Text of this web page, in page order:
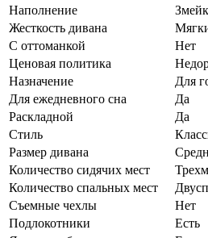
Наполнение
Жесткость дивана
С оттоманкой
Нет
Ценовая политика
Назначение
Для
Для ежедневного сна
Да
Раскладной
Да
Стиль
Размер дивана
Количество сидячих мест
Количество спальных мест
Съемные чехлы
Нет
Подлокотники
Есть